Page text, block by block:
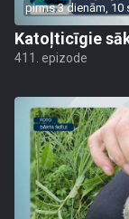
pirms 3 dienām, 10
Katoļticīgie
411. epizode